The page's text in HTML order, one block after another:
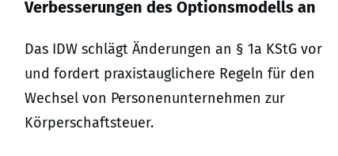
Verbesserungen des Optionsmodells an
Das IDW schlägt Änderungen an § 1a KStG vor
und fordert praxistauglichere Regeln für den
Wechsel von Personenunternehmen zur
Körperschaftsteuer.